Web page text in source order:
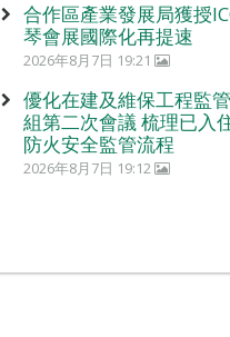
合作區產業發展局獲授
琴會展國際化再提速
2026年8月7日 19:21
優化在建及維保工程監
組第二次會議 梳理已入
防火安全監管流程
2026年8月7日 19:12